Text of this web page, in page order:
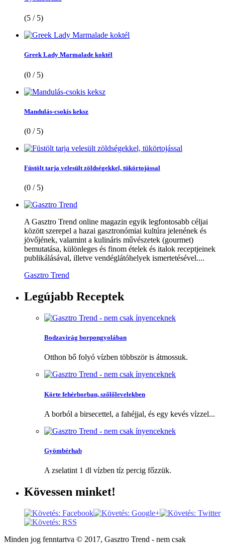
(5 / 5)
Greek Lady Marmalade koktél
(0 / 5)
Mandulás-csokis keksz
(0 / 5)
Füstölt tarja velesült zöldségekkel, tükörtojással
(0 / 5)
A Gasztro Trend online magazin egyik legfontosabb céljai
között szerepel a hazai gasztronómiai kultúra jelenének és
jövőjének, valamint a kulináris művészetek (gourmet)
bemutatása, különleges és finom ételek és italok receptjeinek
publikálásával, illetve vendéglátóhelyek ismertetésével....
Gasztro Trend
Legújabb Receptek
Bodzavirág borpongyolában
Otthon bő folyó vízben többször is átmossuk.
Körte fehérborban, szőlőlevelekben
A borból a birsecettel, a fahéjjal, és egy kevés vízzel...
Gyömbérhab
A zselatint 1 dl vízben tíz percig főzzük.
Kövessen minket!
Minden jog fenntartva © 2017, Gasztro Trend - nem csak